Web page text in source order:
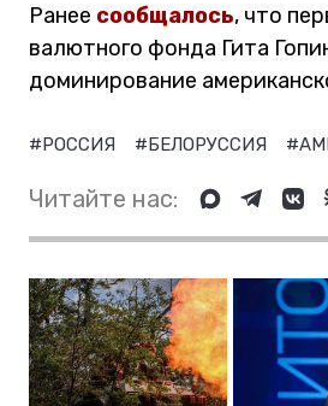
Ранее сообщалось, что
валютного фонда Гита
доминирование
#РОССИЯ #БЕЛОРУССИЯ
Читайте нас: